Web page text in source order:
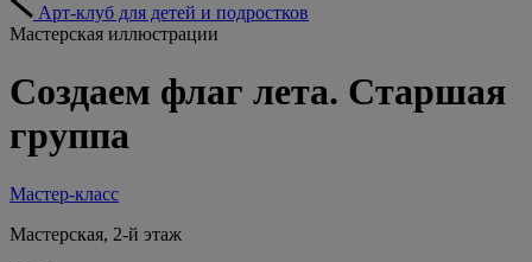
Арт-клуб для детей и подростков
Мастерская иллюстрации
Создаем флаг лета. Старшая
группа
Мастер-класс
Мастерская, 2-й этаж